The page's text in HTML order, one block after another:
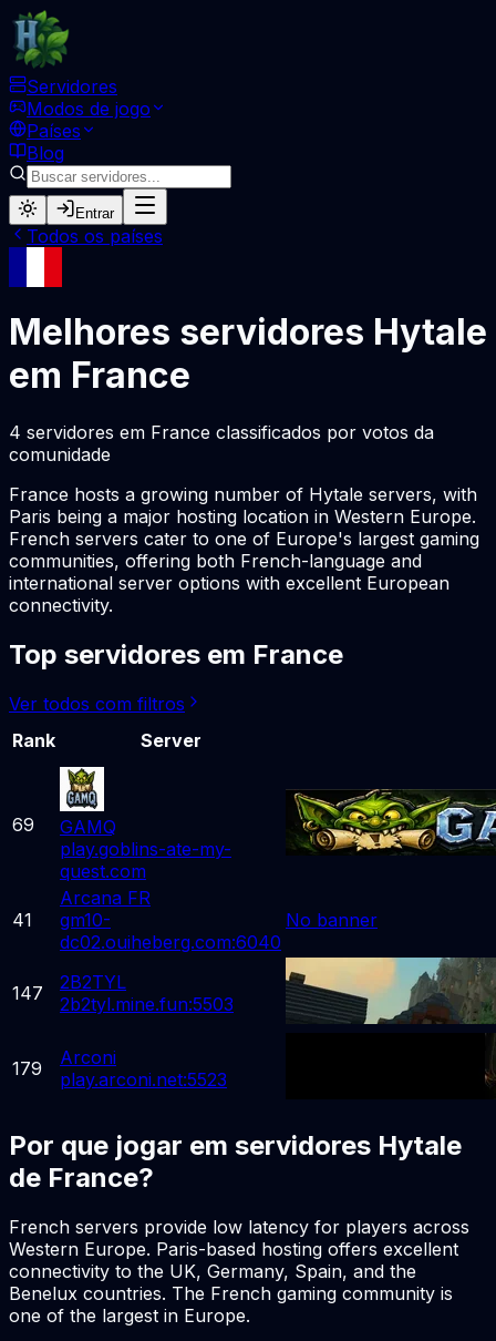
Servidores
Modos de jogo
Países
Blog
Entrar
Todos os países
Melhores servidores Hytale
em France
4 servidores em France classificados por votos da
comunidade
France hosts a growing number of Hytale servers, with
Paris being a major hosting location in Western Europe.
French servers cater to one of Europe's largest gaming
communities, offering both French-language and
international server options with excellent European
connectivity.
Top servidores em France
Ver todos com filtros
Rank
Server
69
GAMQ
play.goblins-ate-my-
quest.com
41
Arcana FR
gm10-
dc02.ouiheberg.com:6040
No banner
147
2B2TYL
2b2tyl.mine.fun:5503
179
Arconi
play.arconi.net:5523
Por que jogar em servidores Hytale
de France?
French servers provide low latency for players across
Western Europe. Paris-based hosting offers excellent
connectivity to the UK, Germany, Spain, and the
Benelux countries. The French gaming community is
one of the largest in Europe.